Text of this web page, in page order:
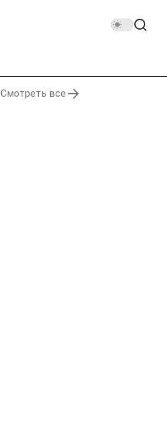
Смотреть все